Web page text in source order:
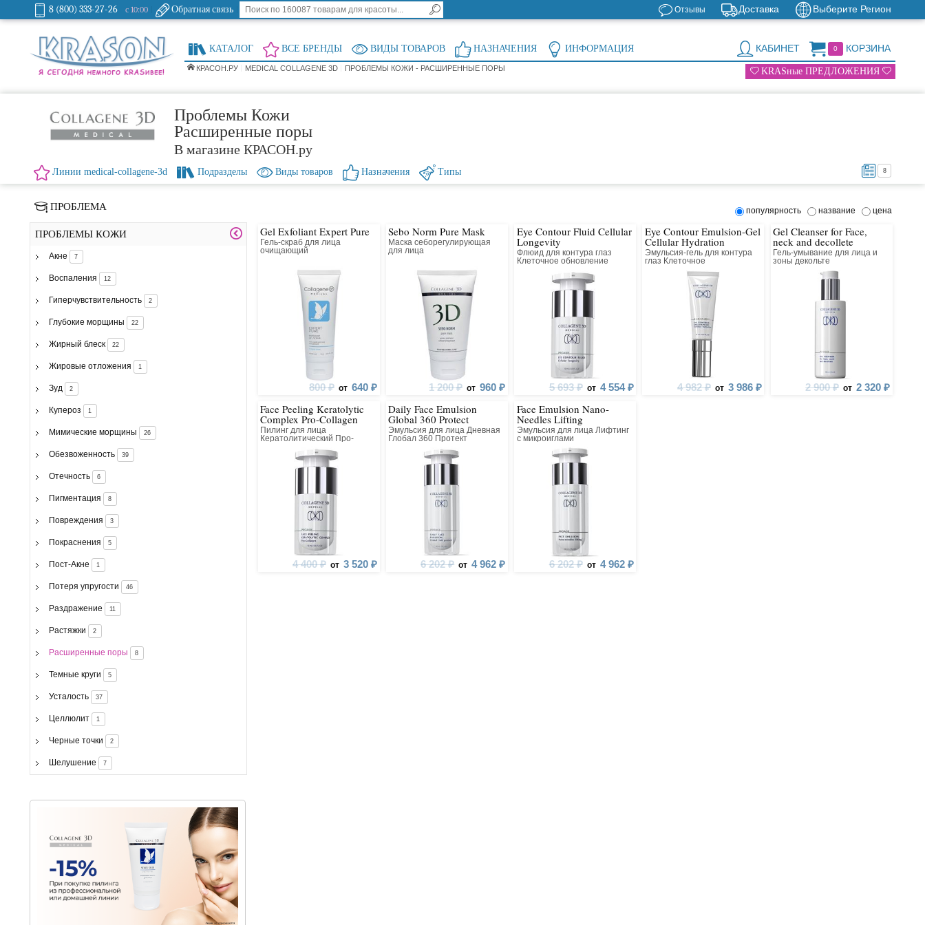
8 (800) 333-27-26 с 10:00 Обратная связь Выберите Регион
Доставка
Отзывы
0 КОРЗИНА
КАБИНЕТ
КАТАЛОГ ВСЕ БРЕНДЫ ВИДЫ ТОВАРОВ НАЗНАЧЕНИЯ ИНФОРМАЦИЯ
КРАСОН.РУ MEDICAL COLLAGENE 3D ПРОБЛЕМЫ КОЖИ - РАСШИРЕННЫЕ ПОРЫ KRASные ПРЕДЛОЖЕНИЯ
Проблемы Кожи
Расширенные поры
В магазине КРАСОН.ру
8
Линии medical-collagene-3d Подразделы Виды товаров Назначения Типы
ПРОБЛЕМА
ПРОБЛЕМЫ КОЖИ
Акне 7
Воспаления 12
Гиперчувствительность 2
Глубокие морщины 22
Жирный блеск 22
Жировые отложения 1
Зуд 2
Купероз 1
Мимические морщины 26
Обезвоженность 39
Отечность 6
Пигментация 8
Повреждения 3
Покраснения 5
Пост-Акне 1
Потеря упругости 46
Раздражение 11
Растяжки 2
Расширенные поры 8
Темные круги 5
Усталость 37
Целлюлит 1
Черные точки 2
Шелушение 7
популярность название цена
Gel Exfoliant Expert Pure
Гель-скраб для лица
очищающий
800 ₽ от 640 ₽
Sebo Norm Pure Mask
Маска себорегулирующая
для лица
1 200 ₽ от 960 ₽
Eye Contour Fluid Cellular
Longevity
Флюид для контура глаз
Клеточное обновление
5 693 ₽ от 4 554 ₽
Eye Contour Emulsion-Gel
Cellular Hydration
Эмульсия-гель для контура
глаз Клеточное
восстановление
4 982 ₽ от 3 986 ₽
Gel Cleanser for Face,
neck and decollete
Гель-умывание для лица и
зоны декольте
2 900 ₽ от 2 320 ₽
Face Peeling Keratolytic
Complex Pro-Collagen
Пилинг для лица
Кератолитический Про-
4 400 ₽ от 3 520 ₽
Daily Face Emulsion
Global 360 Protect
Эмульсия для лица Дневная
Глобал 360 Протект
6 202 ₽ от 4 962 ₽
Face Emulsion Nano-
Needles Lifting
Эмульсия для лица Лифтинг
с микроиглами
6 202 ₽ от 4 962 ₽